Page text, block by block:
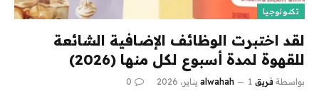
تكنولوجيا
لقد اختبرت الوظائف الإضافية الشائعة
للقهوة لمدة أسبوع لكل منها (2026)
بواسطة فريق alwahah 1 يناير، 2026 0